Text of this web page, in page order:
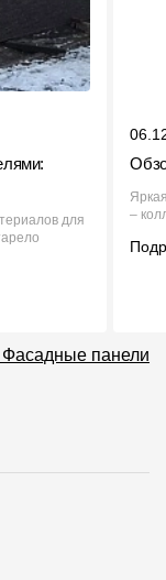
для
–
Фасадные панели